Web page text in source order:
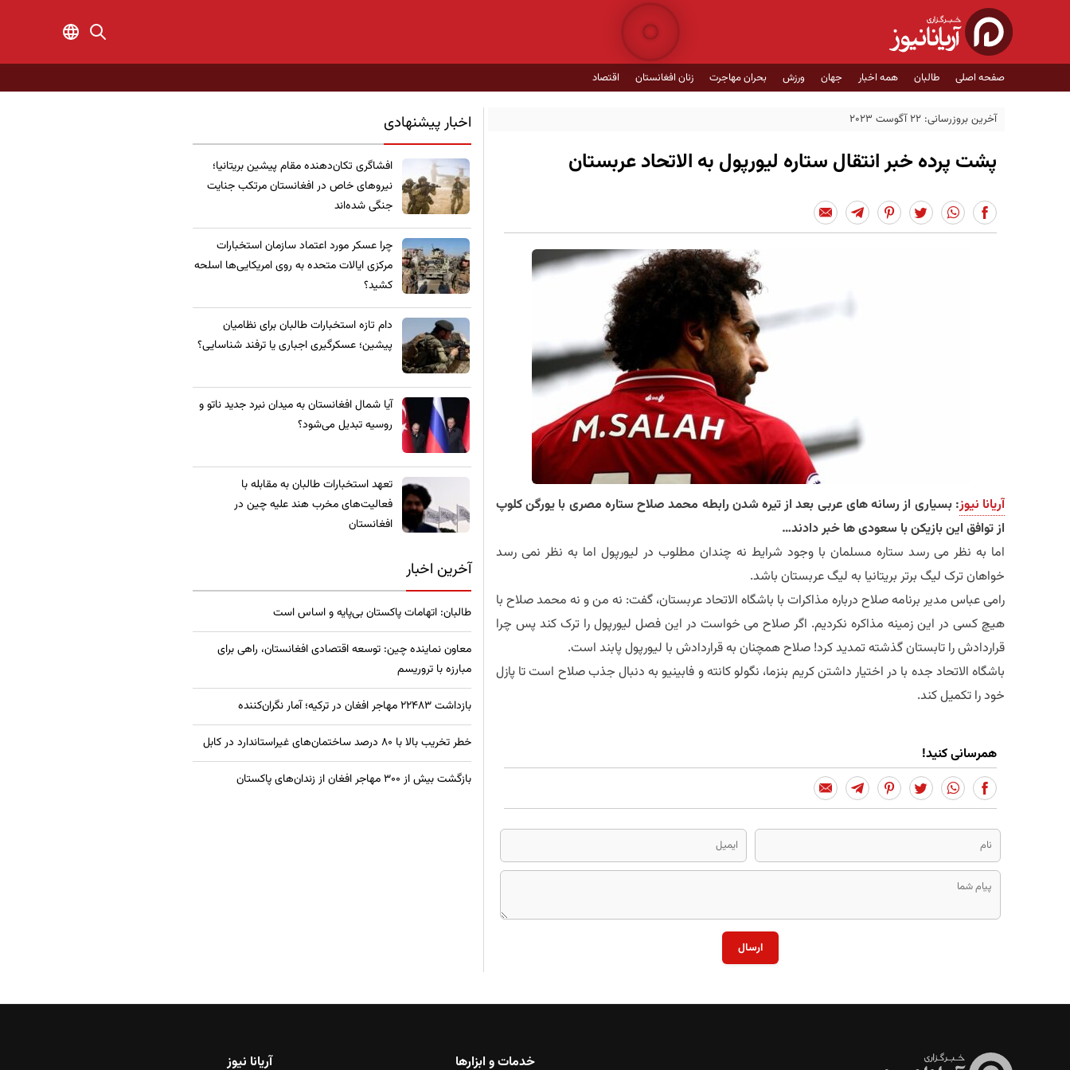
صفحه اصلی طالبان همه اخبار جهان ورزش بحران مهاجرت زنان افغانستان اقتصاد
آخرین بروزرسانی: 22 آگوست 2023
پشت پرده خبر انتقال ستاره لیورپول به الاتحاد عربستان
آریانا نیوز: بسیاری از رسانه های عربی بعد از تیره شدن رابطه محمد صلاح ستاره مصری با یورگن کلوپ
از توافق این بازیکن با سعودی ها خبر دادند…
اما به نظر می رسد ستاره مسلمان با وجود شرایط نه چندان مطلوب در لیورپول اما به نظر نمی رسد
خواهان ترک لیگ برتر بریتانیا به لیگ عربستان باشد.
رامی عباس مدیر برنامه صلاح درباره مذاکرات با باشگاه الاتحاد عربستان، گفت: نه من و نه محمد صلاح با
هیچ کسی در این زمینه مذاکره نکردیم. اگر صلاح می خواست در این فصل لیورپول را ترک کند پس چرا
قراردادش را تابستان گذشته تمدید کرد! صلاح همچنان به قراردادش با لیورپول پابند است.
باشگاه الاتحاد جده با در اختیار داشتن کریم بنزما، نگولو کانته و فابینیو به دنبال جذب صلاح است تا پازل
خود را تکمیل کند.
همرسانی کنید!
ارسال
اخبار پیشنهادی
​افشاگری تکان‌دهنده مقام پیشین بریتانیا؛
نیروهای خاص در افغانستان مرتکب جنایت
جنگی شده‌اند
چرا عسکر مورد اعتماد سازمان استخبارات
مرکزی ایالات متحده به روی امریکایی‌ها اسلحه
کشید؟
​دام تازه استخبارات طالبان برای نظامیان
پیشین؛ عسکرگیری اجباری یا ترفند شناسایی؟
​آیا شمال افغانستان به میدان نبرد جدید ناتو و
روسیه تبدیل می‌شود؟
تعهد استخبارات طالبان به مقابله با
فعالیت‌های مخرب هند علیه چین در
افغانستان
آخرین اخبار
طالبان: اتهامات پاکستان بی‌پایه و اساس است
معاون نماینده چین: توسعه اقتصادی افغانستان، راهی برای
مبارزه با تروریسم
بازداشت ۲۲۴۸۳ مهاجر افغان در ترکیه؛ آمار نگران‌کننده
خطر تخریب بالا با ۸۰ درصد ساختمان‌های غیراستاندارد در کابل
بازگشت بیش از ۳۰۰ مهاجر افغان از زندان‌های پاکستان
خدمات و ابزارها آریانا نیوز